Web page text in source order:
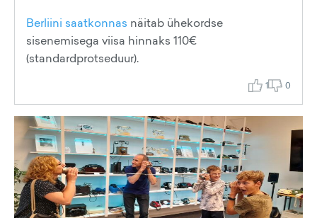
Berliini saatkonnas näitab ühekordse
sisenemisega viisa hinnaks 110€
(standardprotseduur).
1 0